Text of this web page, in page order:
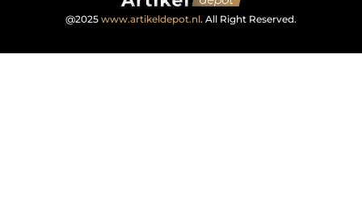
@2025 www.artikeldepot.nl. All Right Reserved.